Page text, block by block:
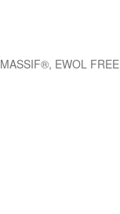
EWOL FREE